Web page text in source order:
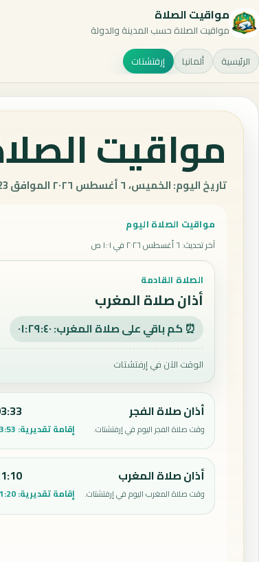
مواقيت الصلاة
مواقيت الصلاة حسب المدينة والدولة
الرئيسية ألمانيا إرفتشتات
مواقيت
تاريخ اليوم: الخميس، ٦ أغسطس ٢٠٢٦ الموافق 23 صفر 1448 هـ.
مواقيت الصلاة اليوم
آخر تحديث: ٦ أغسطس ٢٠٢٦ في ١:٠١ ص
الصلاة القادمة
أذان صلاة المغرب
⏰ كم باقي على صلاة المغرب: ٠١:٢٩:٣٩
الوقت الآن في إرفتشتات
أذان صلاة الفجر
وقت صلاة الفجر اليوم في إرفتشتات. إقامة تقديرية:
أذان صلاة المغرب
وقت صلاة المغرب اليوم في إرفتشتات. إقامة تقديرية: